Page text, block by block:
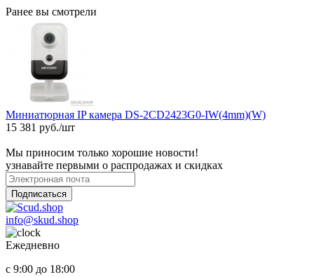
Ранее вы смотрели
Миниатюрная IP камера DS-2CD2423G0-IW(4mm)(W)
15 381 руб./шт
Мы приносим только хорошие новости!
узнавайте первыми о распродажах и скидках
Подписаться
info@skud.shop
Ежедневно
с 9:00 до 18:00